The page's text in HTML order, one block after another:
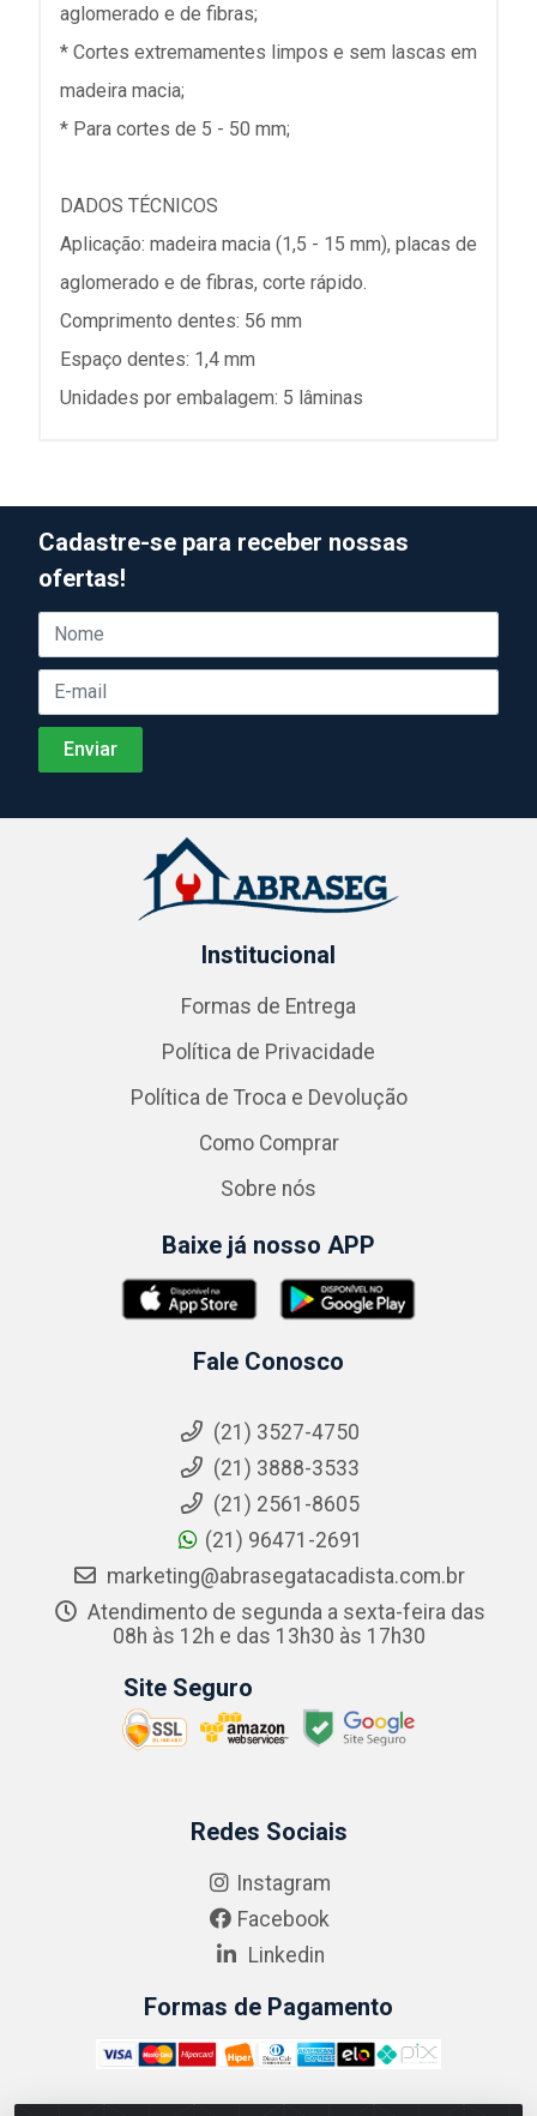
aglomerado e de fibras;
* Cortes extremamentes limpos e sem lascas em
madeira macia;
* Para cortes de 5 - 50 mm;
DADOS TÉCNICOS
Aplicação: madeira macia (1,5 - 15 mm), placas de
aglomerado e de fibras, corte rápido.
Comprimento dentes: 56 mm
Espaço dentes: 1,4 mm
Unidades por embalagem: 5 lâminas
Cadastre-se para receber nossas
ofertas!
Institucional
Formas de Entrega
Política de Privacidade
Política de Troca e Devolução
Como Comprar
Sobre nós
Baixe já nosso APP
Fale Conosco
(21) 3527-4750
(21) 3888-3533
(21) 2561-8605
(21) 96471-2691
marketing@abrasegatacadista.com.br
Atendimento de segunda a sexta-feira das
08h às 12h e das 13h30 às 17h30
Site Seguro
Redes Sociais
Instagram
Facebook
Linkedin
Formas de Pagamento